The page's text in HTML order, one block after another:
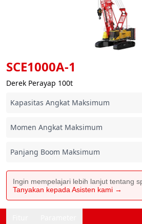
SCE1000A-1
Derek Perayap 100t
Kapasitas Angkat Maksimum
Momen Angkat Maksimum
Panjang Boom Maksimum
Ingin mempelajari lebih lanjut tentang
Tanyakan kepada Asisten kami →